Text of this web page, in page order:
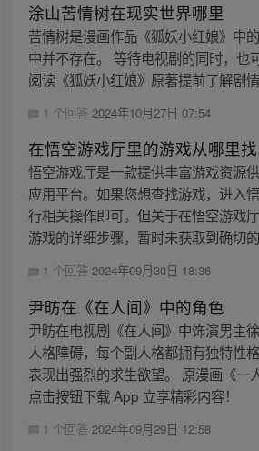
涂山苦情树在现实世界哪里
苦情树是漫画作品《狐妖小红娘》中
中并不存在。 等待电视剧的同时，也
阅读《狐妖小红娘》原著提前了解剧情
1 个回答 2024年10月27日 07:54
在悟空游戏厅里的游戏从哪里找
悟空游戏厅是一款提供丰富游戏资源
应用平台。如果您想查找游戏，进入
行相关操作即可。但关于在悟空游戏
游戏的详细步骤，暂时未获取到确切的
1 个回答 2024年09月30日 18:36
尹昉在《在人间》中的角色
尹昉在电视剧《在人间》中饰演男主
人格障碍，每个副人格都拥有独特性
表现出强烈的求生欲望。 原漫画《一
点击按钮下载 App 立享精彩内容！
1 个回答 2024年09月29日 12:58